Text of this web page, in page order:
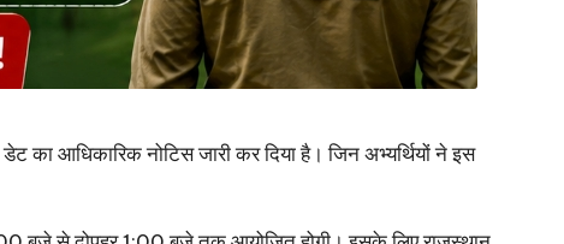
का आधिकारिक नोटिस जारी कर दिया है। जिन अभ्यर्थियों ने इस